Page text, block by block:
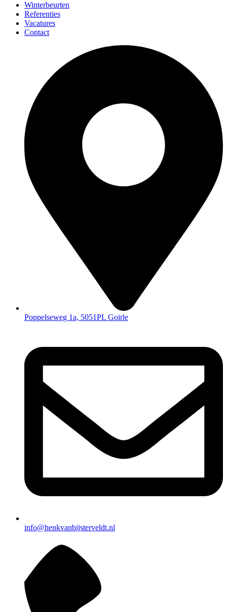
Winterbeurten
Referenties
Vacatures
Contact
Poppelseweg 1a, 5051PL Goirle
info@henkvanbijsterveldt.nl